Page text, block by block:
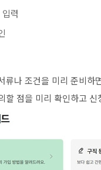
력
류나 조건을 미리 준비
할 점을 미리 확인하고